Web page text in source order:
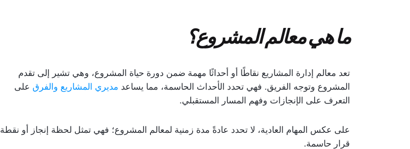
ما هي معالم المشروع؟
تعد معالم إدارة المشاريع نقاطًا أو أحداثًا مهمة ضمن دورة حياة المشروع، وهي تشير إلى تقدم
المشروع وتوجه الفريق. فهي تحدد الأحداث الحاسمة، مما يساعد مديري المشاريع والفرق على
التعرف على الإنجازات وفهم المسار المستقبلي.
على عكس المهام العادية، لا تحدد عادةً مدة زمنية لمعالم المشروع؛ فهي تمثل لحظة إنجاز أو نقطة
قرار حاسمة.